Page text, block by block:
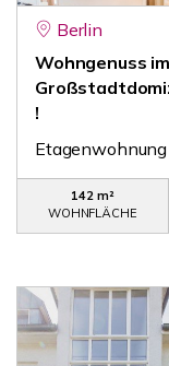
Berlin
Wohngenuss
!
Etagenwohnung
142 m²
WOHNFLÄCHE